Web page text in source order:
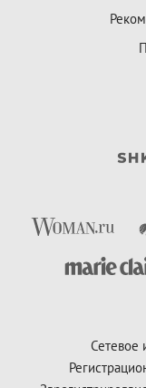
Сетевое